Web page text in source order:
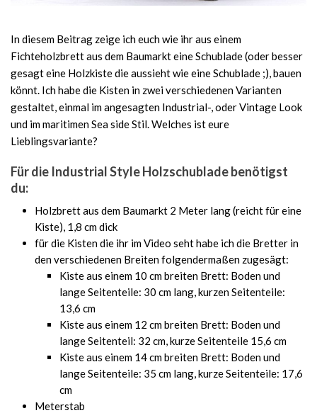
In diesem Beitrag zeige ich euch wie ihr aus einem
Fichteholzbrett aus dem Baumarkt eine Schublade (oder besser
gesagt eine Holzkiste die aussieht wie eine Schublade ;), bauen
könnt. Ich habe die Kisten in zwei verschiedenen Varianten
gestaltet, einmal im angesagten Industrial-, oder Vintage Look
und im maritimen Sea side Stil. Welches ist eure
Lieblingsvariante?
Für die Industrial Style Holzschublade benötigst
du:
Holzbrett aus dem Baumarkt 2 Meter lang (reicht für eine
Kiste), 1,8 cm dick
für die Kisten die ihr im Video seht habe ich die Bretter in
den verschiedenen Breiten folgendermaßen zugesägt:
Kiste aus einem 10 cm breiten Brett: Boden und
lange Seitenteile: 30 cm lang, kurzen Seitenteile:
13,6 cm
Kiste aus einem 12 cm breiten Brett: Boden und
lange Seitenteil: 32 cm, kurze Seitenteile 15,6 cm
Kiste aus einem 14 cm breiten Brett: Boden und
lange Seitenteile: 35 cm lang, kurze Seitenteile: 17,6
cm
Meterstab